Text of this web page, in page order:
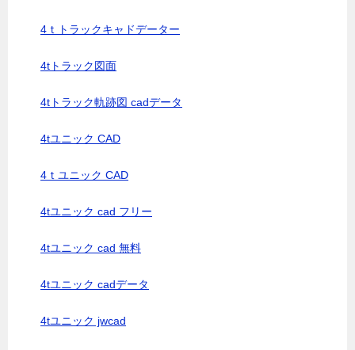
4ｔトラックキャドデーター
4tトラック図面
4tトラック軌跡図 cadデータ
4tユニック CAD
4ｔユニック CAD
4tユニック cad フリー
4tユニック cad 無料
4tユニック cadデータ
4tユニック jwcad